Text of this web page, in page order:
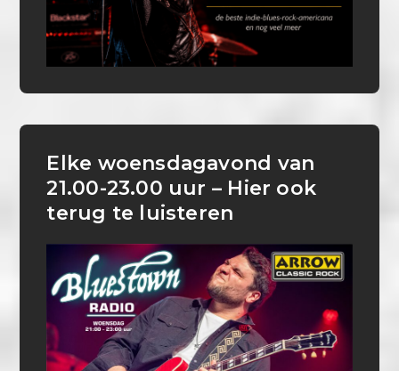
Elke woensdagavond van
21.00-23.00 uur – Hier ook
terug te luisteren